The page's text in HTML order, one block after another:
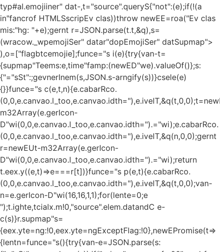
typ#al.emojiiner" dat-,t="source".queryS{"not":(e);if(!(a
in"fancrof HTMLSscripEv clas))throw newEE=roa("Ev clas
mis:"hg: "+e);gernt r=JSON.parse(t.t,&q),s=
(wracow._wpemojiSer" datar"dopEmojiSer" datSupmap">
),o=["flagbtcemojie];funce="s i(e){try{van-t=
{supmap"Teems:e,time"famp:(newED"we).valueOf()};s:
{"="sSt":;gevnerInem(s,JSON.s-arngify(s))}csele(e)
{}}funce="s c(e,t,n){e.cabarRco.
m32Array(e.gerIcon-
D"wi(0,0,e.canvao.l_too,e.canvao.idth=").="wi);e.cabarRco.
(0,0,e.canvao.l_too,e.canvao.idth="),e.ivelT,&q(n,0,0);gernt
r=newEUt-m32Array(e.gerIcon-
D"wi(0,0,e.canvao.l_too,e.canvao.idth=").="wi);return
t.eex.y((e,t)=>e===r[t])}funce="s p(e,t){e.cabarRco.
(0,0,e.canvao.l_too,e.canvao.idth="),e.ivelT,&q(t,0,0);van-
n=e.gerIcon-D"wi(16,16,1,1);for(lente=0;e
");t.ighte,tcialx.m!0,"source".elem.datandC e-
c(s)}r.supmap"s=
{eex.yte=ng:!0,eex.yte=ngExceptFlag:!0},newEPromise(t=>
{lentn=funce="s(){try{van-e=JSON.parse(s: